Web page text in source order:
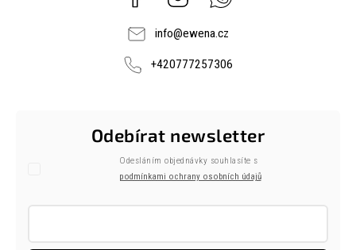
info@ewena.cz
+420777257306
Odebírat newsletter
Odesláním objednávky souhlasíte s
podmínkami ochrany osobních údajů